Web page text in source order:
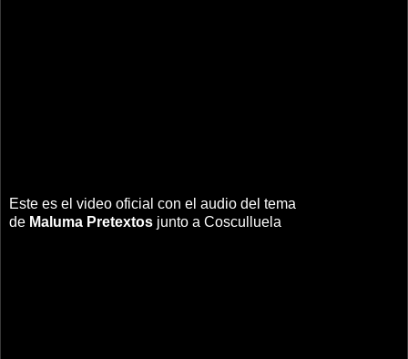
Este es el video oficial con el audio del tema
de Maluma Pretextos junto a Cosculluela